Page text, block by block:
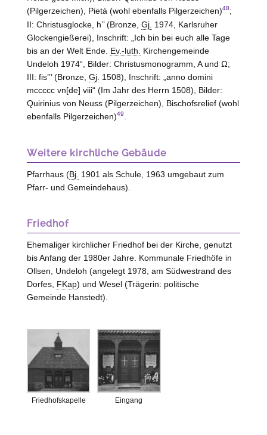
(Pilgerzeichen), Pietà (wohl ebenfalls Pilgerzeichen)48;
II: Christusglocke, h’’ (Bronze, Gj. 1974, Karlsruher
Glockengießerei), Inschrift: „Ich bin bei euch alle Tage
bis an der Welt Ende. Ev.-luth.
Kirchengemeinde
Undeloh 1974“, Bilder: Christusmonogramm, A und Ω;
III: fis’’’ (Bronze, Gj. 1508), Inschrift: „anno domini
mccccc vn[de] viii“ (Im Jahr des Herrn 1508), Bilder:
Quirinius von Neuss (Pilgerzeichen), Bischofsrelief (wohl
ebenfalls Pilgerzeichen)49
Weitere kirchliche Gebäude
Pfarrhaus (Bj. 1901 als Schule, 1963 umgebaut zum
Pfarr- und Gemeindehaus).
Friedhof
Ehemaliger kirchlicher Friedhof bei der Kirche, genutzt
bis Anfang der 1980er Jahre. Kommunale Friedhöfe in
Ollsen, Undeloh (angelegt 1978, am Südwestrand des
Dorfes, FKap) und Wesel (Trägerin: politische
Gemeinde Hanstedt).
Friedhofskapelle Eingang